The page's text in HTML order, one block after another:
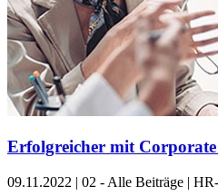
Erfolgreicher mit Corporate
09.11.2022 | 02 - Alle Beiträge |